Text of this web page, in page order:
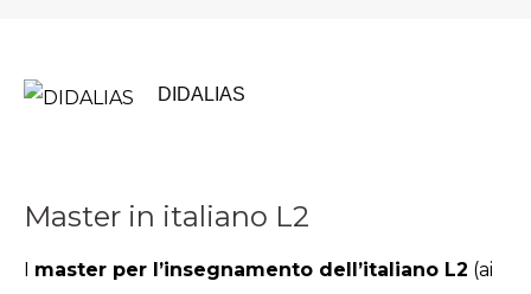
DIDALIAS
Master in italiano L2
I master per l’insegnamento dell’italiano L2 (ai